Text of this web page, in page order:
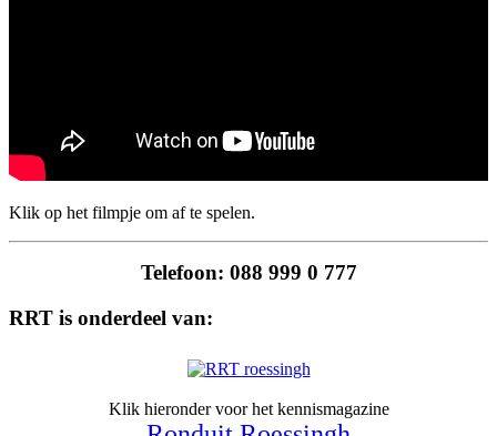
Klik op het filmpje om af te spelen.
Telefoon: 088 999 0 777
RRT is onderdeel van:
Klik hieronder voor het kennismagazine